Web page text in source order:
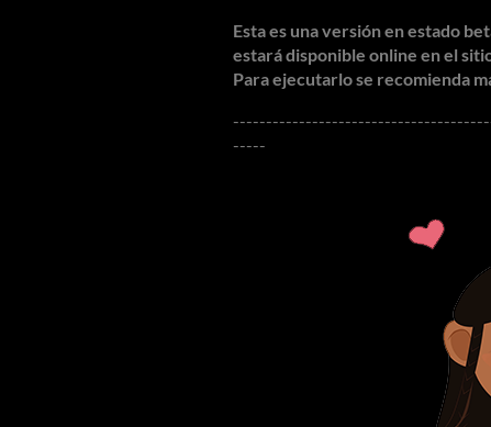
Esta es una versión en estado
estará disponible online en el
Para ejecutarlo se recomienda
-----